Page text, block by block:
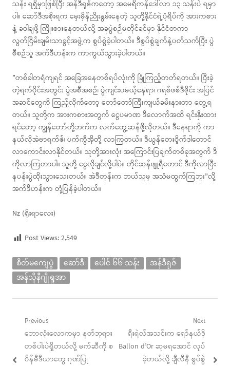
သန်း ရရှိမှာဖြစ်ပြီး အန်ဒီရုဇ်ကတော့ အမေရိကန်ဒေါ်လာ ၁၃ သန်းပဲ ရမှာ
ပါ။ ဆော်ဒီအစိုးရက မှေးမှိန်ညိုးနွမ်းနေတဲ့ သူတို့နိုင်ငံရဲ့ပုံရိပ်ကို အားကစား
နဲ့ ခဝါချဖို့ ကြိုးစားနေတယ်လို့ အခုပွဲစဉ်မတိုင်ခင်မှာ နိုင်ငံတကာ
လွတ်ငြိမ်းချမ်းသာခွင့်အဖွဲ့က စွပ်စွဲခဲ့ပါတယ်။ ဒီစွပ်စွဲချက်နဲ့ပတ်သက်ပြီး ပွဲ
စီစဉ်သူ အက်ဒီဟန်းက ကာကွယ်သွားခဲ့ပါတယ်။
”တစ်ခါတရံကျရင် အခြေအနေတစ်ရပ်လုံးကို ခြုံကြည့်တတ်ရတယ်။ ပြီးခဲ့
တဲ့ရက်ပိုင်းအတွင်း ပွဲအစီအစဉ်၊ ပွဲကျင်းပမယ့်နေရာ၊ ဂရစ်ဖစ်ဒီဇိုင်း အပြင်
အဆင်တွေကို ကြည့်လိုက်တော့ တော်တော်ကြီးကျယ်ခမ်းနားတာ တွေ့ရ
တယ်။ သူတို့က အားကစားအတွက် ငွေပမာဏ ဒီလောက်အထိ ရင်းနှီးထား
ရင်တော့ ကျွန်တော်တို့ဘက်က လက်တွေ့ဆန်ဖို့လိုတယ်။ ဒီနေရာကို ကာ
နယ်လိုအဲဗာရက်ဇ်၊ ပက်ကွီအိုတို့ လာကြတယ်။ ဒီယွန်တေးဝှိုက်ဒါတောင်
လာကောင်းလာနိုင်တယ်။ သူတို့အားလုံး အကြောင်းပြချက်တစ်ခုအတွက် ဒီ
ကိုလာကြတာပါ။ သူတို့ ငွေလိုချင်လို့ပါပဲ။ တိုင်ဆန်ဖျူရီတောင် ဒီကိုလာပြီး
နပန်းပွဲထိုးသွားသေးတယ်။ အဲဒီတုန်းက ဘယ်သူမှ အသံမထွက်ကြဘူး”လို့
အက်ဒီဟန်းက တုံ့ပြန်ခဲ့ပါတယ်။
Nz (ရိုးရာလေး)
Post Views:2,549
စိတ်မကျေပွဲ ဆော်ဒီ ပေါင် ၆၆ သန်း
အန်ဒီရုဇ်
အန်သိုနီဂျိုရှုအာ
Post
navigation
Previous
Previous
post:
ဘောလုံးလောကမှာ နတ်ဘုရား
တစ်ပါးပဲရှိတယ်လို့ မက်ဆီကို စ
ပိန်မီဒီယာတွေ ဂုဏ်ပြု
Next
Next
post:
ရီးရဲလ်အသင်းက ရော်နယ်ဒို
Ballon d’Or ဆုမရအောင် လုပ်
ခဲ့တယ်လို့ ချီလီနီ စွပ်စွဲ